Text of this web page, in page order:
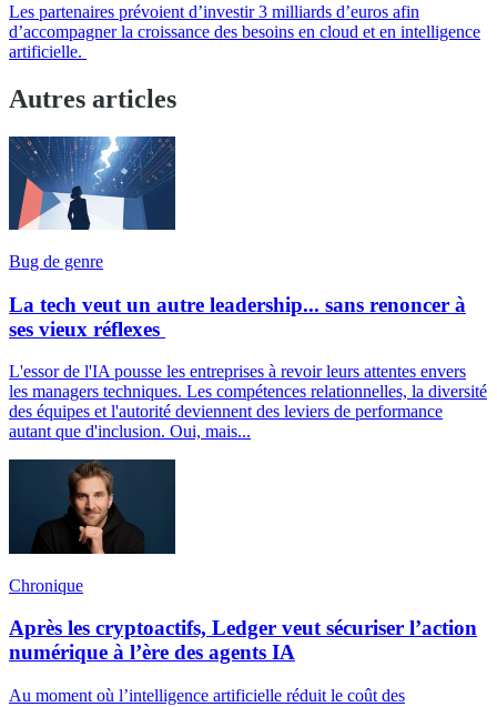
Les partenaires prévoient d’investir 3 milliards d’euros afin
d’accompagner la croissance des besoins en cloud et en intelligence
artificielle.
Autres articles
Bug de genre
La tech veut un autre leadership... sans renoncer à
ses vieux réflexes
L'essor de l'IA pousse les entreprises à revoir leurs attentes envers
les managers techniques. Les compétences relationnelles, la diversité
des équipes et l'autorité deviennent des leviers de performance
autant que d'inclusion. Oui, mais...
Chronique
Après les cryptoactifs, Ledger veut sécuriser l’action
numérique à l’ère des agents IA
Au moment où l’intelligence artificielle réduit le coût des